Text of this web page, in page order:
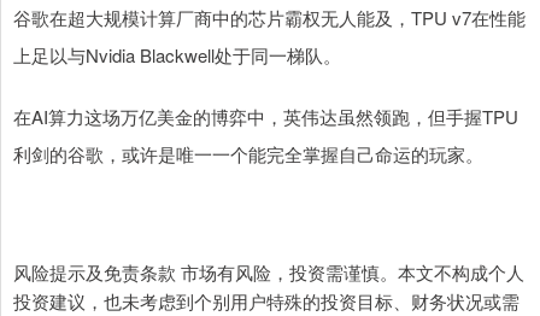
谷歌在超大规模计算厂商中的芯片霸权无人能及，TPU v7在性能
上足以与Nvidia Blackwell处于同一梯队。
在AI算力这场万亿美金的博弈中，英伟达虽然领跑，但手握TPU
利剑的谷歌，或许是唯一一个能完全掌握自己命运的玩家。
风险提示及免责条款 市场有风险，投资需谨慎。本文不构成个人
投资建议，也未考虑到个别用户特殊的投资目标、财务状况或需